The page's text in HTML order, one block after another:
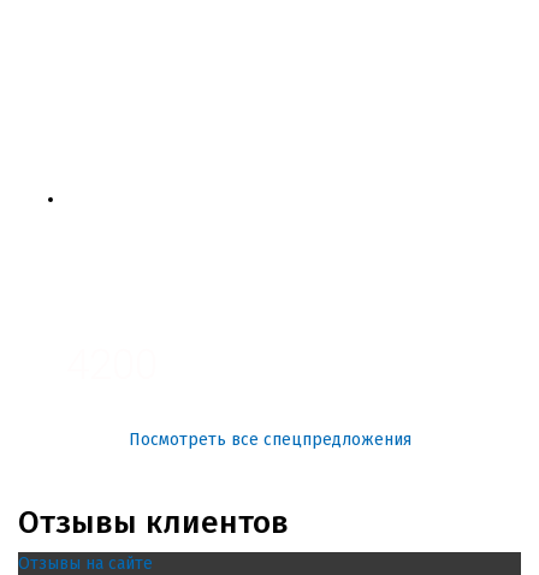
Посмотреть все спецпредложения
Отзывы клиентов
Отзывы на сайте